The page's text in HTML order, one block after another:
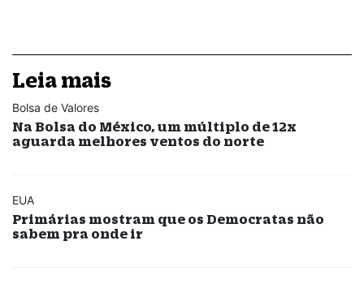
Leia mais
Bolsa de Valores
Na Bolsa do México, um múltiplo de 12x
aguarda melhores ventos do norte
EUA
Primárias mostram que os Democratas não
sabem pra onde ir